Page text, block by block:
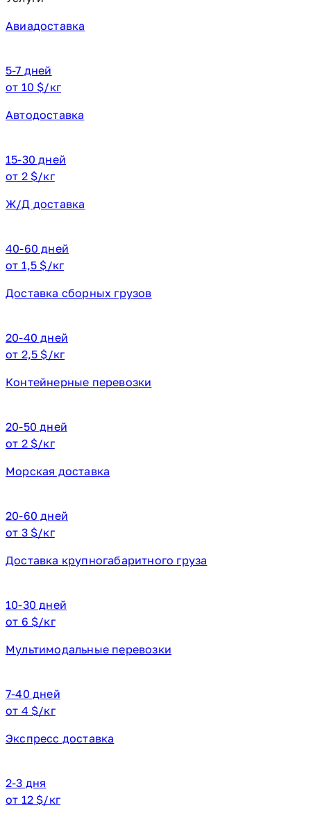
Авиадоставка
5-7 дней
от 10 $/кг
Автодоставка
15-30 дней
от 2 $/кг
Ж/Д доставка
40-60 дней
от 1,5 $/кг
Доставка сборных грузов
20-40 дней
от 2,5 $/кг
Контейнерные перевозки
20-50 дней
от 2 $/кг
Морская доставка
20-60 дней
от 3 $/кг
Доставка крупногабаритного груза
10-30 дней
от 6 $/кг
Мультимодальные перевозки
7-40 дней
от 4 $/кг
Экспресс доставка
2-3 дня
от 12 $/кг